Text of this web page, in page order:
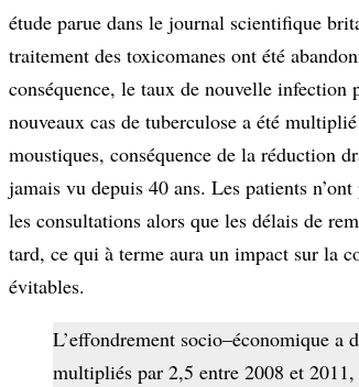
étude parue dans le journal scientifique
traitement des toxicomanes ont été
conséquence, le taux de nouvelle
nouveaux cas de tuberculose a été
moustiques, conséquence de la réduction
jamais vu depuis 40 ans. Les patients
les consultations alors que les délais de
tard, ce qui à terme aura un impact sur la
évitables.
L’effondrement socio–économique a
multipliés par 2,5 entre 2008 et